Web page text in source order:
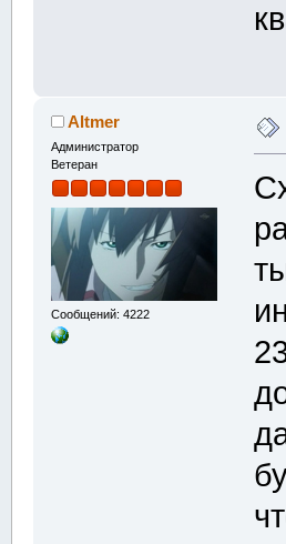
Altmer
Администратор
Ветеран
Сообщений: 4222